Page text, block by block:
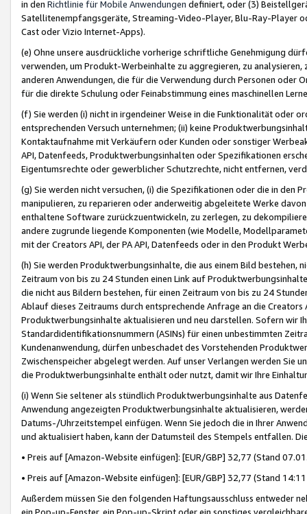
in den Richtlinie für Mobile Anwendungen definiert, oder (3)
Satellitenempfangsgeräte, Streaming-Video-Player, Blu-Ray-Player
Cast oder Vizio Internet-Apps).
(e) Ohne unsere ausdrückliche vorherige schriftliche Genehmigung
verwenden, um Produkt-Werbeinhalte zu aggregieren, zu
anderen Anwendungen, die für die Verwendung durch Personen
für die direkte Schulung oder Feinabstimmung eines maschinellen
(f) Sie werden (i) nicht in irgendeiner Weise in die Funktionalität oder
entsprechenden Versuch unternehmen; (ii) keine
Kontaktaufnahme mit Verkäufern oder Kunden oder sonstiger
API, Datenfeeds, Produktwerbungsinhalten oder Spezifikationen
Eigentumsrechte oder gewerblicher Schutzrechte, nicht entfernen,
(g) Sie werden nicht versuchen, (i) die Spezifikationen oder die in
manipulieren, zu reparieren oder anderweitig abgeleitete Werke
enthaltene Software zurückzuentwickeln, zu zerlegen, zu
andere zugrunde liegende Komponenten (wie Modelle,
mit der Creators API, der PA API, Datenfeeds oder in den Produkt
(h) Sie werden Produktwerbungsinhalte, die aus einem Bild bestehen,
Zeitraum von bis zu 24 Stunden einen Link auf
die nicht aus Bildern bestehen, für einen Zeitraum von bis zu 24
Ablauf dieses Zeitraums durch entsprechende Anfrage an die
Produktwerbungsinhalte aktualisieren und neu darstellen. Sofern wir
Standardidentifikationsnummern (ASINs) für einen unbestimmten
Kundenanwendung, dürfen unbeschadet des Vorstehenden
Zwischenspeicher abgelegt werden. Auf unser Verlangen werden Sie
die Produktwerbungsinhalte enthält oder nutzt, damit wir Ihre
(i) Wenn Sie seltener als stündlich Produktwerbungsinhalte aus
Anwendung angezeigten Produktwerbungsinhalte aktualisieren,
Datums-/Uhrzeitstempel einfügen. Wenn Sie jedoch die in Ihrer
und aktualisiert haben, kann der Datumsteil des Stempels entfallen.
• Preis auf [Amazon-Website einfügen]: [EUR/GBP] 32,77 (Stand
• Preis auf [Amazon-Website einfügen]: [EUR/GBP] 32,77 (Stand
Außerdem müssen Sie den folgenden Haftungsausschluss entweder
ein Pop-up-Fenster, ein Pop-up-Skript oder ein sonstiges